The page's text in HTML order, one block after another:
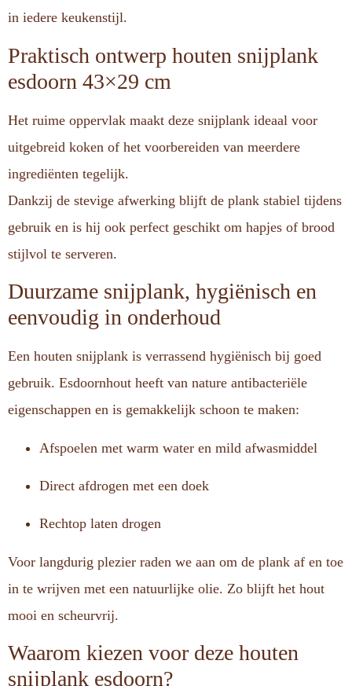
in iedere keukenstijl.
Praktisch ontwerp houten snijplank
esdoorn 43×29 cm
Het ruime oppervlak maakt deze snijplank ideaal voor
uitgebreid koken of het voorbereiden van meerdere
ingrediënten tegelijk.
Dankzij de stevige afwerking blijft de plank stabiel tijdens
gebruik en is hij ook perfect geschikt om hapjes of brood
stijlvol te serveren.
Duurzame snijplank, hygiënisch en
eenvoudig in onderhoud
Een houten snijplank is verrassend hygiënisch bij goed
gebruik. Esdoornhout heeft van nature antibacteriële
eigenschappen en is gemakkelijk schoon te maken:
Afspoelen met warm water en mild afwasmiddel
Direct afdrogen met een doek
Rechtop laten drogen
Voor langdurig plezier raden we aan om de plank af en toe
in te wrijven met een natuurlijke olie. Zo blijft het hout
mooi en scheurvrij.
Waarom kiezen voor deze houten
snijplank esdoorn?